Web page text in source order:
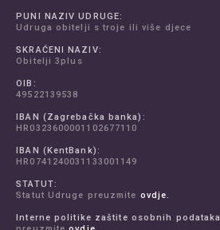
PUNI NAZIV UDRUGE:
Udruga obitelji s troje ili više djece
SKRAĆENI NAZIV:
Obitelji 3plus
OIB:
49522139538
IBAN (Zagrebačka banka):
HR0323600001102677110
IBAN (KentBank):
HR0741240031133001149
STATUT:
Statut Udruge preuzmite ovdje.
Interne politike zaštite osobnih podataka